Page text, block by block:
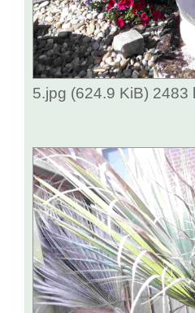
5.jpg (624.9 KiB) 2483